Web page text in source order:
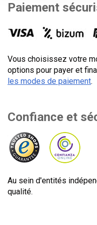
Paiement
Vous choisissez votre
options pour payer et
les modes de paiement.
Confiance et
Au sein d'entités
qualité.